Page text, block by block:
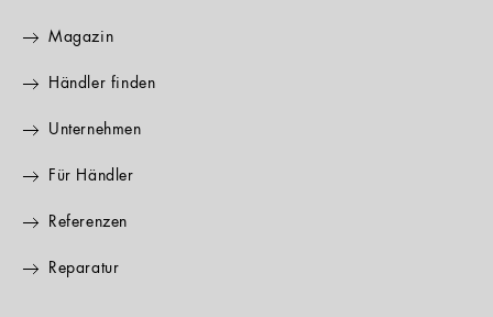
Magazin
Händler finden
Unternehmen
Für Händler
Referenzen
Reparatur